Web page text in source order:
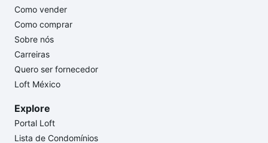
Como vender
Como comprar
Sobre nós
Carreiras
Quero ser fornecedor
Loft México
Explore
Portal Loft
Lista de Condomínios